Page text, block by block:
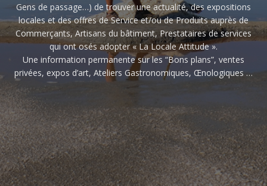
Gens de passage…) de trouver une actualité, des expositions
locales et des offres de Service et/ou de Produits auprès de
Commerçants, Artisans du bâtiment, Prestataires de services
qui ont osés adopter « La Locale Attitude ».
Une information permanente sur les “Bons plans”, ventes
privées, expos d’art, Ateliers Gastronomiques, Œnologiques …